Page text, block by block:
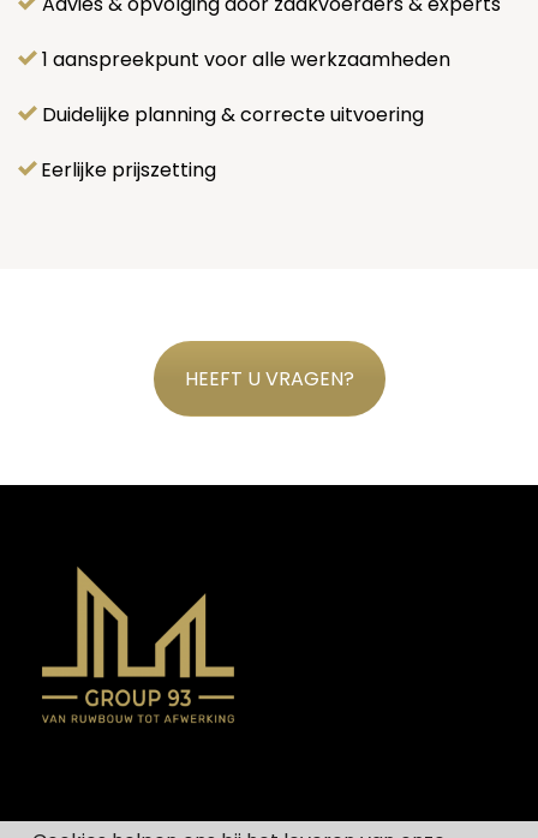
1 aanspreekpunt voor alle werkzaamheden
Duidelijke planning & correcte uitvoering
Eerlijke prijszetting
HEEFT U VRAGEN?